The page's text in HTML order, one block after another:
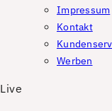
Impressum
Kontakt
Werben
Live